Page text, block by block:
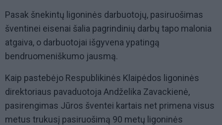
Pasak šnekintų ligoninės darbuotojų, pasiruošimas
šventinei eisenai šalia pagrindinių darbų tapo malonia
atgaiva, o darbuotojai išgyvena ypatingą
bendruomeniškumo jausmą.
Kaip pastebėjo Respublikinės Klaipėdos ligoninės
direktoriaus pavaduotoja Andželika Zavackienė,
pasirengimas Jūros šventei kartais net primena visus
metus trukusį pasiruošimą 90 metų ligoninės